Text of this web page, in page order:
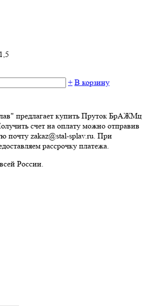
+ В корзину
предлагает купить Пруток БрАЖМц
счет на оплату можно отправив
почту zakaz@stal-splav.ru. При
рассрочку платежа.
России.